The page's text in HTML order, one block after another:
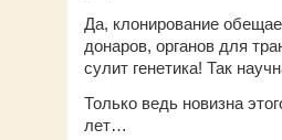
Да, клонирование
донаров, органов для
сулит генетика! Так
Только ведь новизна
лет…